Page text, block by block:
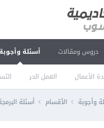
دروس ومقالات أسئلة وأجوبة
الأعمال العمل الحر
وأجوبة الأقسام أسئلة